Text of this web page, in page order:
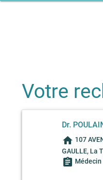
Votre
Dr.
home 107
GAULLE, La
assignment